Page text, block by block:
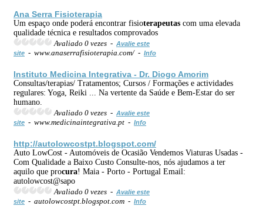
Ana Serra Fisioterapia
Um espaço onde poderá encontrar fisioterapeutas com uma elevada
qualidade técnica e resultados comprovados
Avaliado 0 vezes - Avalie este
site - www.anaserrafisioterapia.com/ - Info
Instituto Medicina Integrativa - Dr. Diogo Amorim
Consultas/terapias/ Tratamentos; Cursos / Formações e actividades
regulares: Yoga, Reiki ... Na vertente da Saúde e Bem-Estar do ser
humano.
Avaliado 0 vezes - Avalie este
site - www.medicinaintegrativa.pt - Info
http://autolowcostpt.blogspot.com/
Auto LowCost - Automóveis de Ocasião Vendemos Viaturas Usadas -
Com Qualidade a Baixo Custo Consulte-nos, nós ajudamos a ter
aquilo que procura! Maia - Porto - Portugal Email:
autolowcost@sapo
Avaliado 0 vezes - Avalie este
site - autolowcostpt.blogspot.com - Info